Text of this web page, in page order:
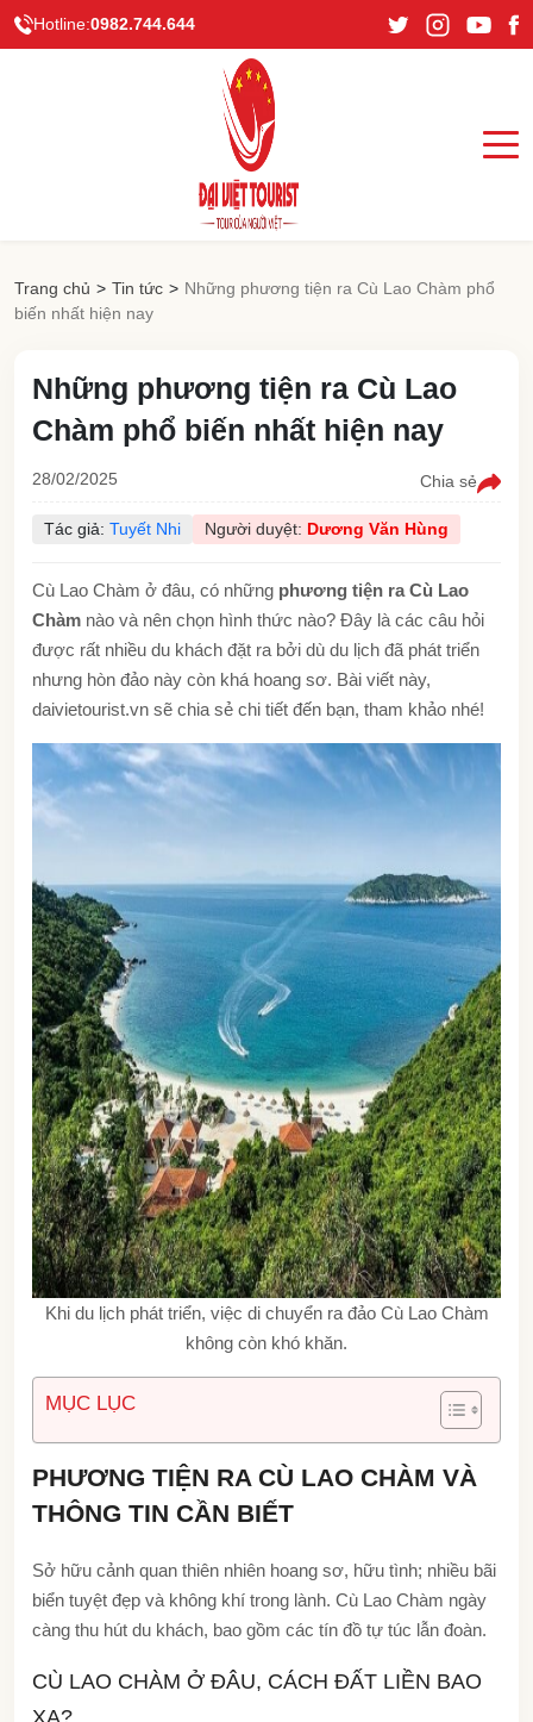
Hotline:0982.744.644
Trang chủ > Tin tức > Những phương tiện ra Cù Lao Chàm phổ
biến nhất hiện nay
Những phương tiện ra Cù Lao
Chàm phổ biến nhất hiện nay
28/02/2025 Chia sẻ
Tác giả: Tuyết Nhi Người duyệt: Dương Văn Hùng
Cù Lao Chàm ở đâu, có những phương tiện ra Cù Lao
Chàm nào và nên chọn hình thức nào? Đây là các câu hỏi
được rất nhiều du khách đặt ra bởi dù du lịch đã phát triển
nhưng hòn đảo này còn khá hoang sơ. Bài viết này,
daivietourist.vn sẽ chia sẻ chi tiết đến bạn, tham khảo nhé!
Khi du lịch phát triển, việc di chuyển ra đảo Cù Lao Chàm
không còn khó khăn.
MỤC LỤC
PHƯƠNG TIỆN RA CÙ LAO CHÀM VÀ
THÔNG TIN CẦN BIẾT
Sở hữu cảnh quan thiên nhiên hoang sơ, hữu tình; nhiều bãi
biển tuyệt đẹp và không khí trong lành. Cù Lao Chàm ngày
càng thu hút du khách, bao gồm các tín đồ tự túc lẫn đoàn.
CÙ LAO CHÀM Ở ĐÂU, CÁCH ĐẤT LIỀN BAO
XA?